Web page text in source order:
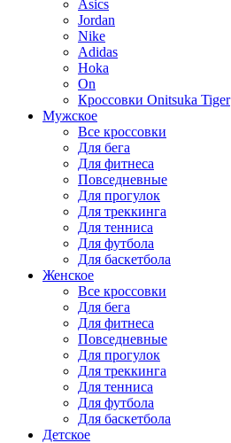
Asics
Jordan
Nike
Adidas
Hoka
On
Кроссовки Onitsuka Tiger
Мужское
Все кроссовки
Для бега
Для фитнеса
Повседневные
Для прогулок
Для треккинга
Для тенниса
Для футбола
Для баскетбола
Женское
Все кроссовки
Для бега
Для фитнеса
Повседневные
Для прогулок
Для треккинга
Для тенниса
Для футбола
Для баскетбола
Детское